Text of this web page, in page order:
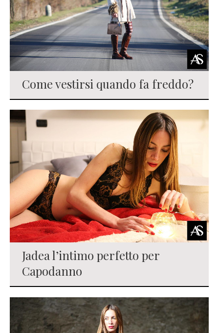
Come vestirsi quando fa freddo?
Jadea l’intimo perfetto per
Capodanno